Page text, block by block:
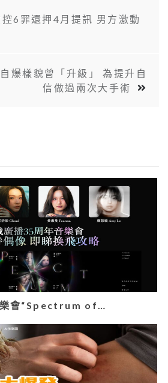
6罪還押4月提訊 男方激動
爆樣貌曾「升級」 為提升自
信做過兩次大手術
樂會“Spectrum of…